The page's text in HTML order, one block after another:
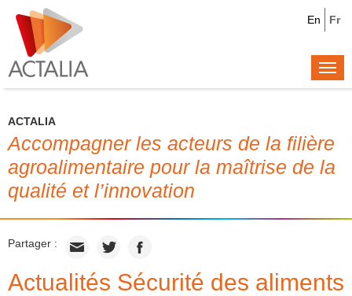
Fr
En
ACTALIA
Accompagner les acteurs de la filière
agroalimentaire pour la maîtrise de la
qualité et l’innovation
Partager :
Actualités Sécurité des aliments